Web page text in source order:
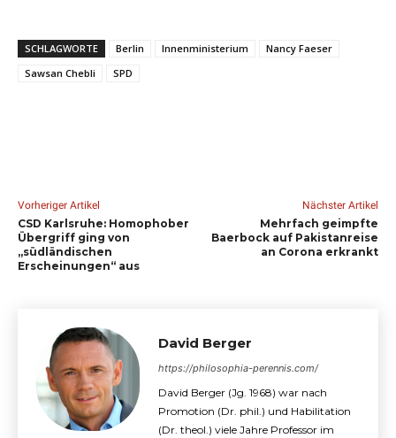
SCHLAGWORTE Berlin Innenministerium
Nancy Faeser
Sawsan Chebli
SPD
Vorheriger Artikel
CSD Karlsruhe: Homophober
Übergriff ging von
„südländischen
Erscheinungen“ aus
Nächster Artikel
Mehrfach geimpfte
Baerbock auf Pakistanreise
an Corona erkrankt
David Berger
https://philosophia-perennis.com/
David Berger (Jg. 1968) war nach
Promotion (Dr. phil.) und Habilitation
(Dr. theol.) viele Jahre Professor im